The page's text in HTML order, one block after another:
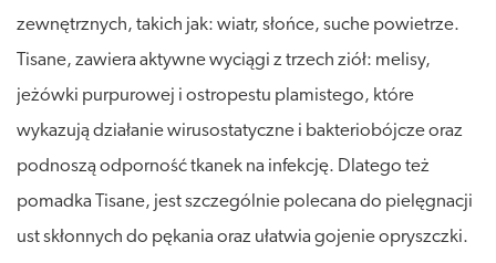
zewnętrznych, takich jak: wiatr, słońce, suche powietrze.
Tisane, zawiera aktywne wyciągi z trzech ziół: melisy,
jeżówki purpurowej i ostropestu plamistego, które
wykazują działanie wirusostatyczne i bakteriobójcze oraz
podnoszą odporność tkanek na infekcję. Dlatego też
pomadka Tisane, jest szczególnie polecana do pielęgnacji
ust skłonnych do pękania oraz ułatwia gojenie opryszczki.